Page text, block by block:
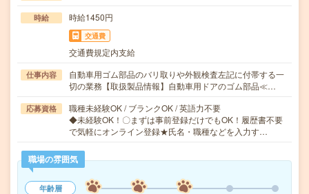
時給 時給1450円
交通費
交通費規定内支給
仕事内容
自動車用ゴム部品のバリ取りや外観検査左記に付帯する一
切の業務【取扱製品情報】自動車用ドアのゴム部品≪…
応募資格
職種未経験OK / ブランクOK / 英語力不要
◆未経験OK！〇まずは事前登録だけでもOK！履歴書不要
で気軽にオンライン登録★氏名・職種などを入力す…
職場の雰囲気
年齢層